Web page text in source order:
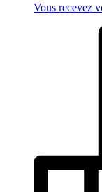
Vous recevez